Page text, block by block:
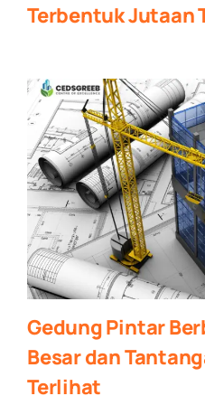
Terbentuk Jutaan
Gedung Pintar
Besar dan
Terlihat